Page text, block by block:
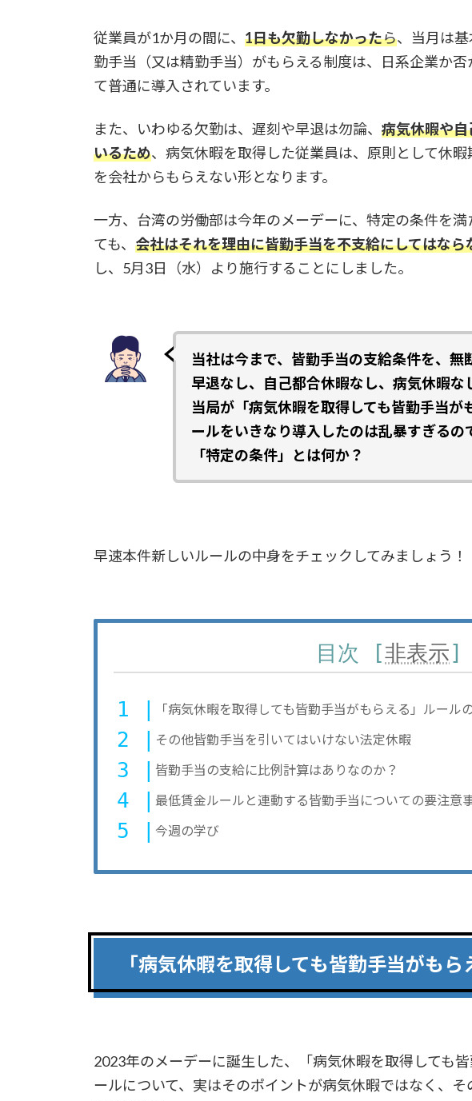
従業員が1か月の間に、 1日も欠勤しなかったら、当月は
勤手当（又は精勤手当）がもらえる制度は、日系企業か
て普通に導入されています。
また、いわゆる欠勤は、遅刻や早退は勿論、 病気休暇や
いるため、病気休暇を取得した従業員は、原則として休
を会社からもらえない形となります。
一方、台湾の労働部は今年のメーデーに、特定の条件を
ても、 会社はそれを理由に皆勤手当を不支給にしてはなら
し、5月3日（水）より施行することにしました。
当社は今まで、皆勤手当の支給条件を、無
早退なし、自己都合休暇なし、病気休暇な
当局が「病気休暇を取得しても皆勤手当が
ールをいきなり導入したのは乱暴すぎるの
「特定の条件」とは何か？
早速本件新しいルールの中身をチェックしてみましょう！
目次 [非表示]
「病気休暇を取得しても皆勤手当がもらえる」ルール
その他皆勤手当を引いてはいけない法定休暇
皆勤手当の支給に比例計算はありなのか？
最低賃金ルールと連動する皆勤手当についての要注意
今週の学び
「病気休暇を取得しても皆勤手当がも
2023年のメーデーに誕生した、「病気休暇を取得しても
ールについて、実はそのポイントが病気休暇ではなく、そ